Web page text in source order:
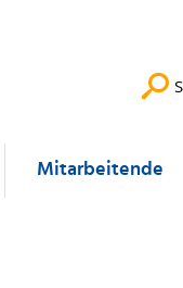
Mitarbeitende